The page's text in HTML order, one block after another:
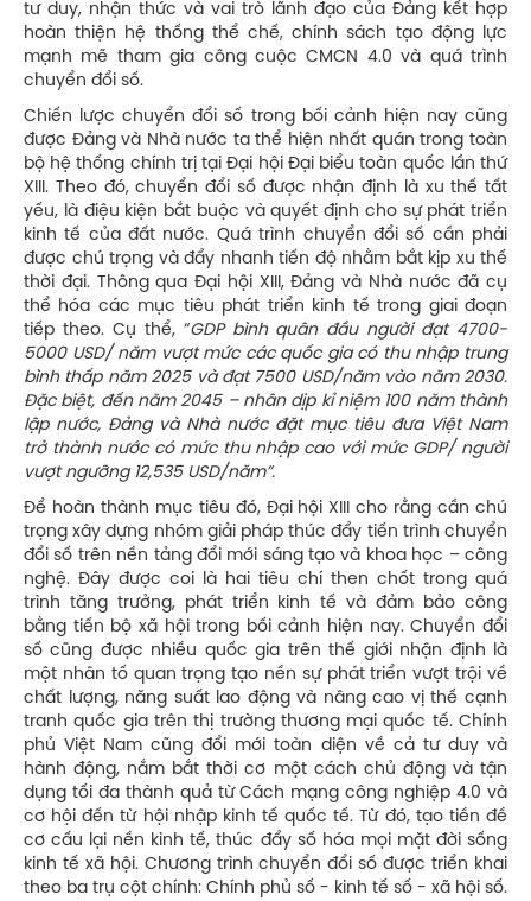
tư duy, nhận thức và vai trò lãnh đạo của Đảng kết hợp
hoàn thiện hệ thống thể chế, chính sách tạo động lực
mạnh mẽ tham gia công cuộc CMCN 4.0 và quá trình
chuyển đổi số.
Chiến lược chuyển đổi số trong bối cảnh hiện nay cũng
được Đảng và Nhà nước ta thể hiện nhất quán trong toàn
bộ hệ thống chính trị tại Đại hội Đại biểu toàn quốc lần thứ
XIII. Theo đó, chuyển đổi số được nhận định là xu thế tất
yếu, là điệu kiện bắt buộc và quyết định cho sự phát triển
kinh tế của đất nước. Quá trình chuyển đổi số cần phải
được chú trọng và đẩy nhanh tiến độ nhằm bắt kịp xu thế
thời đại. Thông qua Đại hội XIII, Đảng và Nhà nước đã cụ
thể hóa các mục tiêu phát triển kinh tế trong giai đoạn
tiếp theo. Cụ thể, “GDP bình quân đầu người đạt 4700-
5000 USD/ năm vượt mức các quốc gia có thu nhập trung
bình thấp năm 2025 và đạt 7500 USD/năm vào năm 2030.
Đặc biệt, đến năm 2045 – nhân dịp kỉ niệm 100 năm thành
lập nước, Đảng và Nhà nước đặt mục tiêu đưa Việt Nam
trở thành nước có mức thu nhập cao với mức GDP/ người
vượt ngưỡng 12,535 USD/năm”.
Để hoàn thành mục tiêu đó, Đại hội XIII cho rằng cần chú
trọng xây dựng nhóm giải pháp thúc đẩy tiến trình chuyển
đổi số trên nền tảng đổi mới sáng tạo và khoa học – công
nghệ. Đây được coi là hai tiêu chí then chốt trong quá
trình tăng trưởng, phát triển kinh tế và đảm bảo công
bằng tiến bộ xã hội trong bối cảnh hiện nay. Chuyển đổi
số cũng được nhiều quốc gia trên thế giới nhận định là
một nhân tố quan trọng tạo nền sự phát triển vượt trội về
chất lượng, năng suất lao động và nâng cao vị thế cạnh
tranh quốc gia trên thị trường thương mại quốc tế. Chính
phủ Việt Nam cũng đổi mới toàn diện về cả tư duy và
hành động, nắm bắt thời cơ một cách chủ động và tận
dụng tối đa thành quả từ Cách mạng công nghiệp 4.0 và
cơ hội đến từ hội nhập kinh tế quốc tế. Từ đó, tạo tiền đề
cơ cấu lại nền kinh tế, thúc đẩy số hóa mọi mặt đời sống
kinh tế xã hội. Chương trình chuyển đổi số được triển khai
theo ba trụ cột chính: Chính phủ số - kinh tế số - xã hội số.